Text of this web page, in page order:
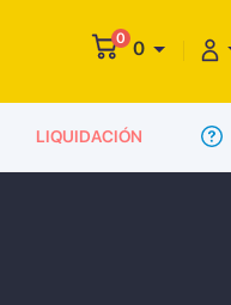
0 0
LIQUIDACIÓN